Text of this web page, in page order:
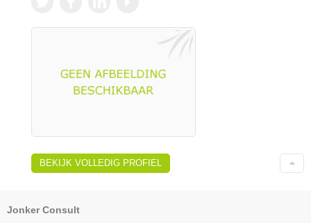
BEKIJK VOLLEDIG PROFIEL
Jonker Consult